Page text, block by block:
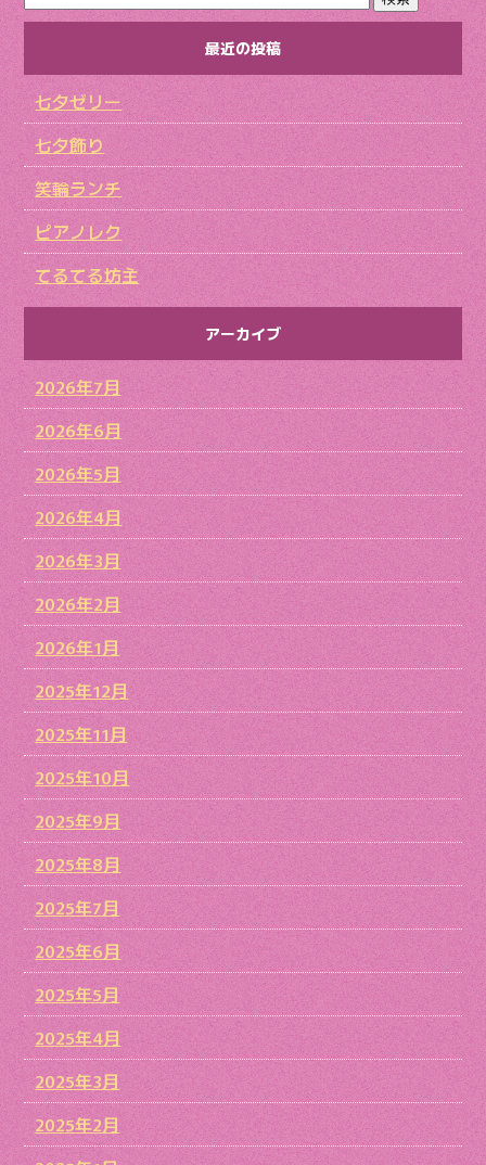
最近の投稿
七夕ゼリー
七夕飾り
笑輪ランチ
ピアノレク
てるてる坊主
アーカイブ
2026年7月
2026年6月
2026年5月
2026年4月
2026年3月
2026年2月
2026年1月
2025年12月
2025年11月
2025年10月
2025年9月
2025年8月
2025年7月
2025年6月
2025年5月
2025年4月
2025年3月
2025年2月